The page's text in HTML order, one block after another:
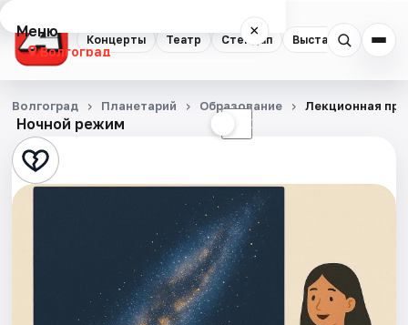
Концерты Театр Стендап Выставки
Меню ×
Волгоград
Концерты
Театр
Стендап
Экскурсии
Ночной режим ☾
Волгоград Планетарий Образование Лекционная